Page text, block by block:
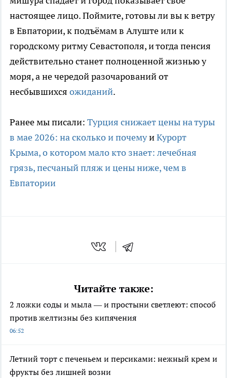
настоящее лицо. Поймите, готовы ли вы к ветру
в Евпатории, к подъёмам в Алуште или к
городскому ритму Севастополя, и тогда пенсия
действительно станет полноценной жизнью у
моря, а не чередой разочарований от
несбывшихся ожиданий.
Ранее мы писали: Турция снижает цены на туры
в мае 2026: на сколько и почемуиКурорт
Крыма, о котором мало кто знает: лечебная
грязь, песчаный пляж и цены ниже, чем в
Евпатории
Читайте также:
2 ложки соды и мыла — и простыни светлеют: способ
против желтизны без кипячения
06:52
Летний торт с печеньем и персиками: нежный крем и
фрукты без лишней возни